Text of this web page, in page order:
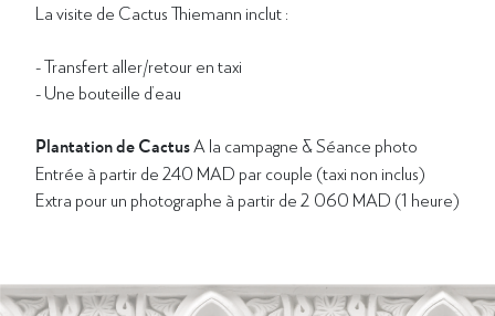
La visite de Cactus Thiemann inclut :
- Transfert aller/retour en taxi
- Une bouteille d’eau
Plantation de Cactus A la campagne & Séance photo
Entrée à partir de 240 MAD par couple (taxi non inclus)
Extra pour un photographe à partir de 2 060 MAD (1 heure)